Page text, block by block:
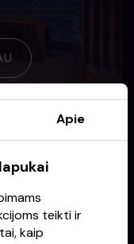
Apie
teikti ir
kaip